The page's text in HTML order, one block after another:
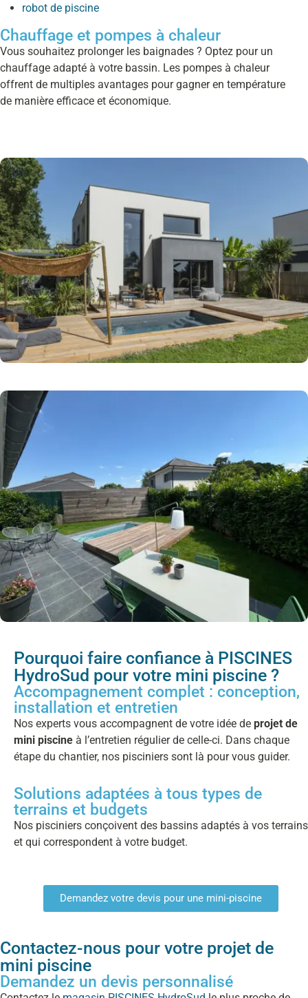
robot de piscine
Chauffage et pompes à chaleur
Vous souhaitez prolonger les baignades ? Optez pour un
chauffage adapté à votre bassin. Les pompes à chaleur
offrent de multiples avantages pour gagner en température
de manière efficace et économique.
Pourquoi faire confiance à PISCINES
HydroSud pour votre mini piscine ?
Accompagnement complet : conception,
installation et entretien
Nos experts vous accompagnent de votre idée de projet de
mini piscine à l’entretien régulier de celle-ci. Dans chaque
étape du chantier, nos pisciniers sont là pour vous guider.
Solutions adaptées à tous types de
terrains et budgets
Nos pisciniers conçoivent des bassins adaptés à vos terrains
et qui correspondent à votre budget.
Demandez votre devis pour une mini-piscine
Contactez-nous pour votre projet de
mini piscine
Demandez un devis personnalisé